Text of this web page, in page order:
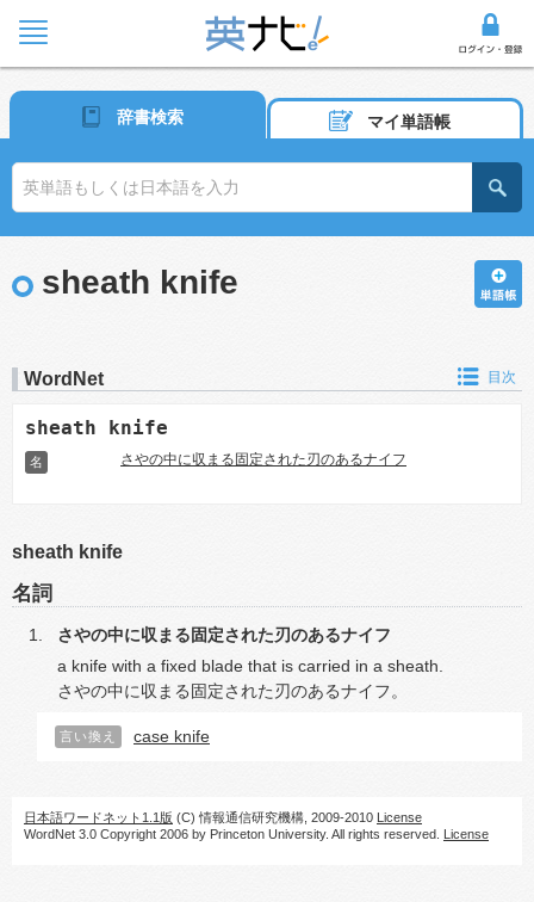
辞書検索 マイ単語帳
sheath knife
WordNet 目次
sheath knife
名 さやの中に収まる固定された刃のあるナイフ
sheath knife
名詞
さやの中に収まる固定された刃のあるナイフ
a knife with a fixed blade that is carried in a sheath.
さやの中に収まる固定された刃のあるナイフ。
言い換え case knife
日本語ワードネット1.1版 (C) 情報通信研究機構, 2009-2010 License
WordNet 3.0 Copyright 2006 by Princeton University. All rights reserved. License